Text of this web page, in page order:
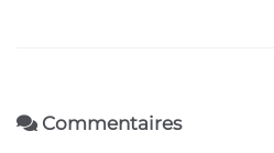
Commentaires